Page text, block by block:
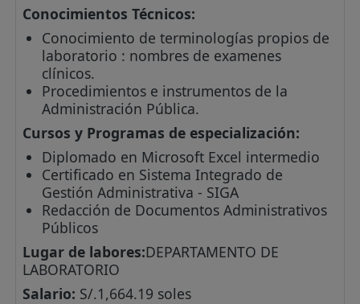
Conocimientos Técnicos:
Conocimiento de terminologías propios de
laboratorio : nombres de examenes
clínicos.
Procedimientos e instrumentos de la
Administración Pública.
Cursos y Programas de especialización:
Diplomado en Microsoft Excel intermedio
Certificado en Sistema Integrado de
Gestión Administrativa - SIGA
Redacción de Documentos Administrativos
Públicos
Lugar de labores:DEPARTAMENTO DE
LABORATORIO
Salario: S/.1,664.19 soles